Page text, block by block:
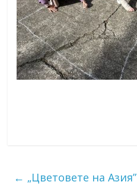
← „Цветовете на Азия”